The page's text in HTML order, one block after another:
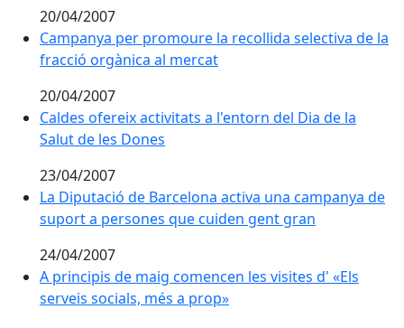
20/04/2007
Campanya per promoure la recollida selectiva de la
fracció orgànica al mercat
20/04/2007
Caldes ofereix activitats a l'entorn del Dia de la Salut
Caldes ofereix activitats a l'entorn del Dia de la
Salut de les Dones
23/04/2007
La Diputació de Barcelona activa una campanya de
La Diputació de Barcelona activa una campanya de
suport a persones que cuiden gent gran
24/04/2007
A principis de maig comencen les visites d' «Els
serveis socials, més a prop»